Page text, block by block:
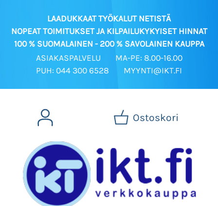
LAADUKKAAT TYÖKALUT NETISTÄ
NOPEAT TOIMITUKSET JA KILPAILUKYKYISET HINNAT
100 % SUOMALAINEN - 200 % SAVOLAINEN KAUPPA
ASIAKASPALVELU
MA-PE: 8.00-16.00
PUH: 044 300 6528
MYYNTI@IKT.FI
Ostoskori